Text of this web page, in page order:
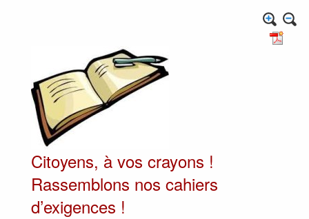
Citoyens, à vos crayons !
Rassemblons nos cahiers
d’exigences !